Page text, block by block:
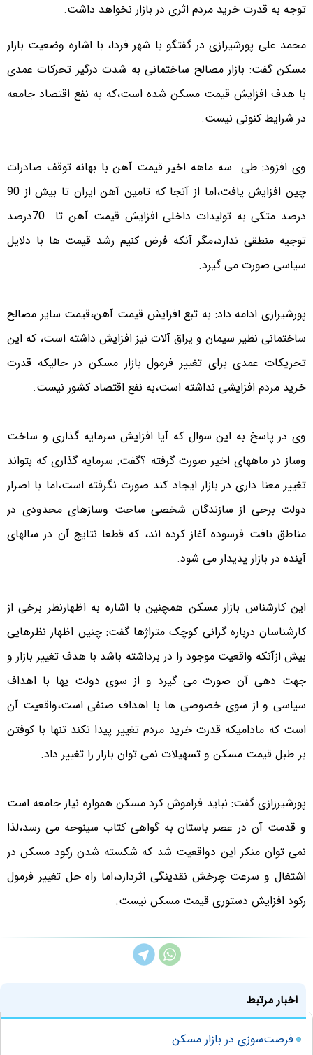
توجه به قدرت خرید مردم اثری در بازار نخواهد داشت.
محمد علی پورشیرازی در گفتگو با شهر فردا، با اشاره وضعیت بازار
مسکن گفت: بازار مصالح ساختمانی به شدت درگیر تحرکات عمدی
با هدف افزایش قیمت مسکن شده است،که به نفع اقتصاد جامعه
در شرایط کنونی نیست.
وی افزود: طی سه ماهه اخیر قیمت آهن با بهانه توقف صادرات
چین افزایش یافت،اما از آنجا که تامین آهن ایران تا بیش از 90
درصد متکی به تولیدات داخلی افزایش قیمت آهن تا 70درصد
توجیه منطقی ندارد،مگر آنکه فرض کنیم رشد قیمت ها با دلایل
سیاسی صورت می گیرد.
پورشیرازی ادامه داد: به تبع افزایش قیمت آهن،قیمت سایر مصالح
ساختمانی نظیر سیمان و یراق آلات نیز افزایش داشته است، که این
تحریکات عمدی برای تغییر فرمول بازار مسکن در حالیکه قدرت
خرید مردم افزایشی نداشته است،به نفع اقتصاد کشور نیست.
وی در پاسخ به این سوال که آیا افزایش سرمایه گذاری و ساخت
وساز در ماههای اخیر صورت گرفته ؟گفت: سرمایه گذاری که بتواند
تغییر معنا داری در بازار ایجاد کند صورت نگرفته است،اما با اصرار
دولت برخی از سازندگان شخصی ساخت وسازهای محدودی در
مناطق بافت فرسوده آغاز کرده اند، که قطعا نتایج آن در سالهای
آینده در بازار پدیدار می شود.
این کارشناس بازار مسکن همچنین با اشاره به اظهارنظر برخی از
کارشناسان درباره گرانی کوچک متراژها گفت: چنین اظهار نظرهایی
بیش ازآنکه واقعیت موجود را در برداشته باشد با هدف تغییر بازار و
جهت دهی آن صورت می گیرد و از سوی دولت یها با اهداف
سیاسی و از سوی خصوصی ها با اهداف صنفی است،واقعیت آن
است که مادامیکه قدرت خرید مردم تغییر پیدا نکند تنها با کوفتن
بر طبل قیمت مسکن و تسهیلات نمی توان بازار را تغییر داد.
پورشیرزازی گفت: نباید فراموش کرد مسکن همواره نیاز جامعه است
و قدمت آن در عصر باستان به گواهی کتاب سینوحه می رسد،لذا
نمی توان منکر این دواقعیت شد که شکسته شدن رکود مسکن در
اشتغال و سرعت چرخش نقدینگی اثردارد،اما راه حل تغییر فرمول
رکود افزایش دستوری قیمت مسکن نیست.
اخبار مرتبط
فرصت‌سوزی در بازار مسکن